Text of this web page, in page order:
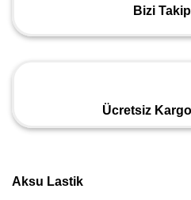
Bizi
Ücretsiz
Aksu Lastik